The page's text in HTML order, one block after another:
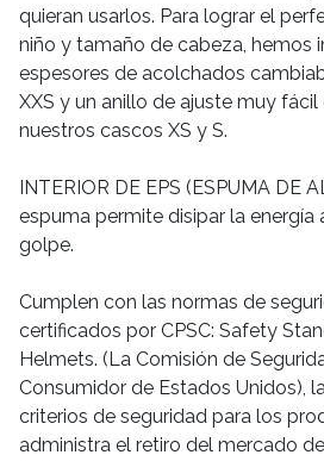
quieran usarlos. Para lograr el
niño y tamaño de cabeza, hemos
espesores de acolchados
XXS y un anillo de ajuste muy
nuestros cascos XS y S.
INTERIOR DE EPS (ESPUMA DE
espuma permite disipar la
golpe.
Cumplen con las normas de
certificados por CPSC: Safety
Helmets. (La Comisión de
Consumidor de Estados Unidos),
criterios de seguridad para los
administra el retiro del mercado